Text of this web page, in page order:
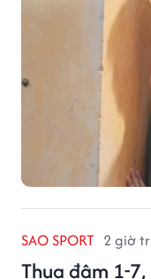
SAO SPORT 2 giờ
Thua đậm 1-7,